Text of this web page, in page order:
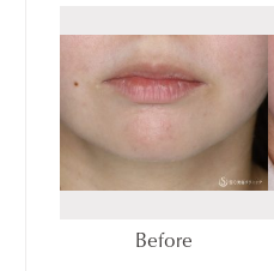
Before